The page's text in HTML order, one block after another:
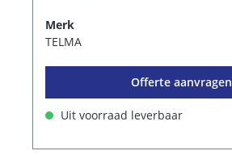
Merk
TELMA
Offerte aanvragen
Uit voorraad leverbaar